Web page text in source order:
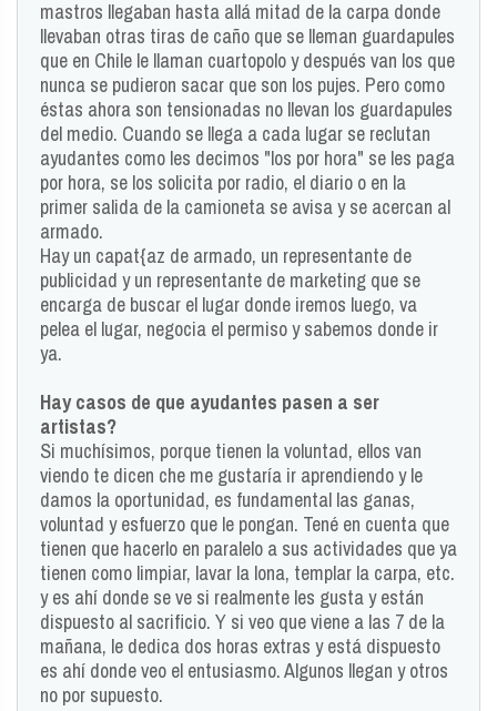
mastros llegaban hasta allá mitad de la carpa donde
llevaban otras tiras de caño que se lleman guardapules
que en Chile le llaman cuartopolo y después van los que
nunca se pudieron sacar que son los pujes. Pero como
éstas ahora son tensionadas no llevan los guardapules
del medio. Cuando se llega a cada lugar se reclutan
ayudantes como les decimos "los por hora" se les paga
por hora, se los solicita por radio, el diario o en la
primer salida de la camioneta se avisa y se acercan al
armado.
Hay un capat{az de armado, un representante de
publicidad y un representante de marketing que se
encarga de buscar el lugar donde iremos luego, va
pelea el lugar, negocia el permiso y sabemos donde ir
ya.
Hay casos de que ayudantes pasen a ser
artistas?
Si muchísimos, porque tienen la voluntad, ellos van
viendo te dicen che me gustaría ir aprendiendo y le
damos la oportunidad, es fundamental las ganas,
voluntad y esfuerzo que le pongan. Tené en cuenta que
tienen que hacerlo en paralelo a sus actividades que ya
tienen como limpiar, lavar la lona, templar la carpa, etc.
y es ahí donde se ve si realmente les gusta y están
dispuesto al sacrificio. Y si veo que viene a las 7 de la
mañana, le dedica dos horas extras y está dispuesto
es ahí donde veo el entusiasmo. Algunos llegan y otros
no por supuesto.